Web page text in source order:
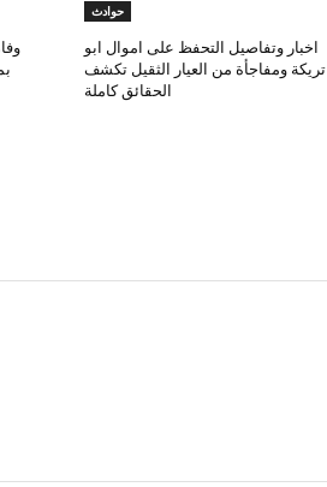
حوادث
اخبار وتفاصيل التحفظ على اموال ابو
تريكة ومفاجأة من العيار الثقيل تكشف
الحقائق كاملة